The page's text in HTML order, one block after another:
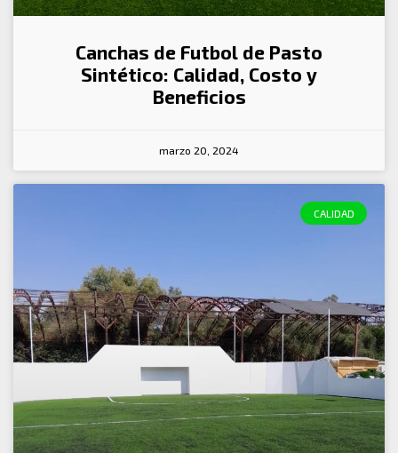
Canchas de Futbol de Pasto
Sintético: Calidad, Costo y
Beneficios
marzo 20, 2024
CALIDAD